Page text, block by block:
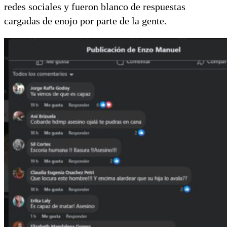
redes sociales y fueron blanco de respuestas
cargadas de enojo por parte de la gente.